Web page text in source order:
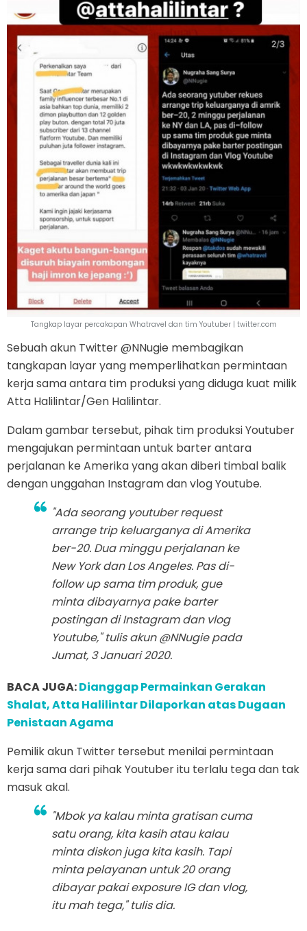
Tangkap layar percakapan Whatravel dan tim Youtuber | twitter.com
Sebuah akun Twitter @NNugie membagikan
tangkapan layar yang memperlihatkan permintaan
kerja sama antara tim produksi yang diduga kuat milik
Atta Halilintar/Gen Halilintar.
Dalam gambar tersebut, pihak tim produksi Youtuber
mengajukan permintaan untuk barter antara
perjalanan ke Amerika yang akan diberi timbal balik
dengan unggahan Instagram dan vlog Youtube.
"Ada seorang youtuber request
arrange trip keluarganya di Amerika
ber-20. Dua minggu perjalanan ke
New York dan Los Angeles. Pas di-
follow up sama tim produk, gue
minta dibayarnya pake barter
postingan di Instagram dan vlog
Youtube," tulis akun @NNugie pada
Jumat, 3 Januari 2020.
BACA JUGA:Dianggap Permainkan Gerakan
Shalat, Atta Halilintar Dilaporkan atas Dugaan
Penistaan Agama
Pemilik akun Twitter tersebut menilai permintaan
kerja sama dari pihak Youtuber itu terlalu tega dan tak
masuk akal.
"Mbok ya kalau minta gratisan cuma
satu orang, kita kasih atau kalau
minta diskon juga kita kasih. Tapi
minta pelayanan untuk 20 orang
dibayar pakai exposure IG dan vlog,
itu mah tega," tulis dia.